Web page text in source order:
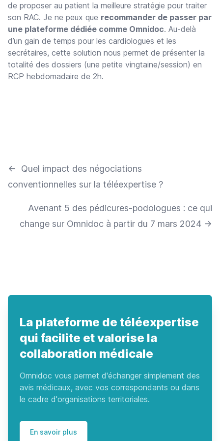
de proposer au patient la meilleure stratégie pour traiter
son RAC. Je ne peux que recommander de passer par
une plateforme dédiée comme Omnidoc. Au-delà
d’un gain de temps pour les cardiologues et les
secrétaires, cette solution nous permet de présenter la
totalité des dossiers (une petite vingtaine/session) en
RCP hebdomadaire de 2h.
←
Quel impact des négociations
conventionnelles sur la téléexpertise ?
Avenant 5 des pédicures-podologues : ce qui
change sur Omnidoc à partir du 7 mars 2024 →
La plateforme de téléexpertise
qui facilite et valorise la
collaboration médicale
Omnidoc vous permet d'échanger simplement des
avis médicaux, avec vos correspondants ou dans
le cadre d'organisations territoriales.
En savoir plus